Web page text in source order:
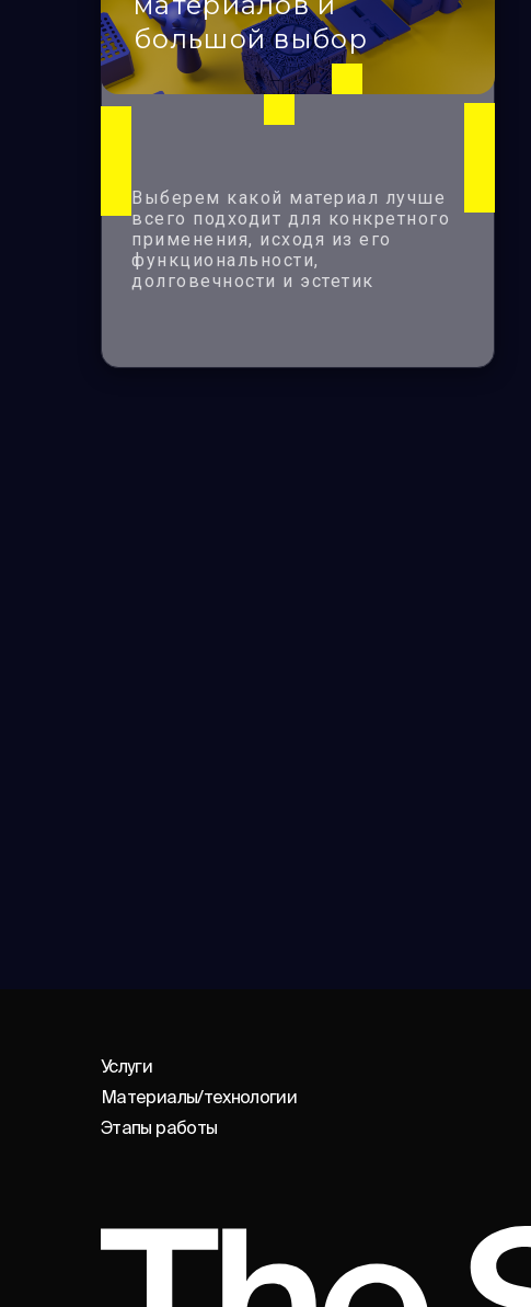
Экспертиза в выборе
материалов и
большой выбор
большой выбор
Выберем какой материал лучше
всего подходит для конкретного
применения, исходя из его
функциональности,
долговечности и эстетик
Услуги
Этапы работы
Материалы/технологии